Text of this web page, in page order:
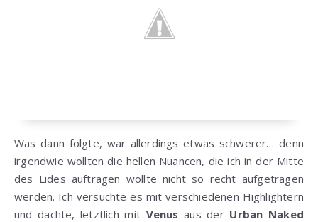
Was dann folgte, war allerdings etwas schwerer… denn
irgendwie wollten die hellen Nuancen, die ich in der Mitte
des Lides auftragen wollte nicht so recht aufgetragen
werden. Ich versuchte es mit verschiedenen Highlightern
und dachte, letztlich mit Venus aus der Urban Naked